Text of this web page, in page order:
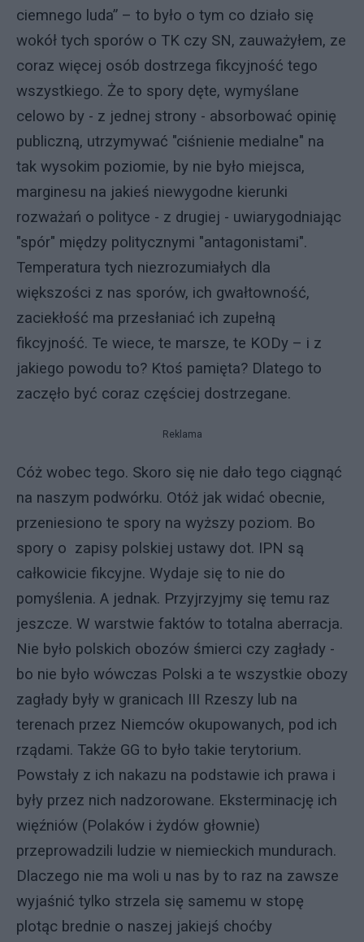
ciemnego luda” – to było o tym co działo się
wokół tych sporów o TK czy SN, zauważyłem, ze
coraz więcej osób dostrzega fikcyjność tego
wszystkiego. Że to spory dęte, wymyślane
celowo by - z jednej strony - absorbować opinię
publiczną, utrzymywać "ciśnienie medialne" na
tak wysokim poziomie, by nie było miejsca,
marginesu na jakieś niewygodne kierunki
rozważań o polityce - z drugiej - uwiarygodniając
"spór" między politycznymi "antagonistami".
Temperatura tych niezrozumiałych dla
większości z nas sporów, ich gwałtowność,
zaciekłość ma przesłaniać ich zupełną
fikcyjność. Te wiece, te marsze, te KODy – i z
jakiego powodu to? Ktoś pamięta? Dlatego to
zaczęło być coraz częściej dostrzegane.
Reklama
Cóż wobec tego. Skoro się nie dało tego ciągnąć
na naszym podwórku. Otóż jak widać obecnie,
przeniesiono te spory na wyższy poziom. Bo
spory o zapisy polskiej ustawy dot. IPN są
całkowicie fikcyjne. Wydaje się to nie do
pomyślenia. A jednak. Przyjrzyjmy się temu raz
jeszcze. W warstwie faktów to totalna aberracja.
Nie było polskich obozów śmierci czy zagłady -
bo nie było wówczas Polski a te wszystkie obozy
zagłady były w granicach III Rzeszy lub na
terenach przez Niemców okupowanych, pod ich
rządami. Także GG to było takie terytorium.
Powstały z ich nakazu na podstawie ich prawa i
były przez nich nadzorowane. Eksterminację ich
więźniów (Polaków i żydów głownie)
przeprowadzili ludzie w niemieckich mundurach.
Dlaczego nie ma woli u nas by to raz na zawsze
wyjaśnić tylko strzela się samemu w stopę
plotąc brednie o naszej jakiejś choćby